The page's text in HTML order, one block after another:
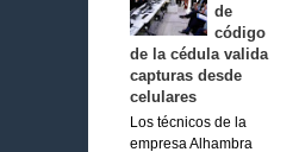
de
código
de la cédula valida
capturas desde
celulares
Los técnicos de la
empresa Alhambra